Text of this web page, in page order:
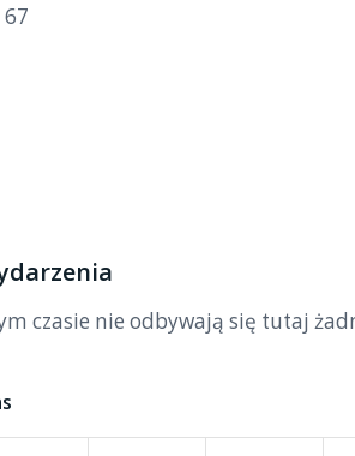
czasie nie odbywają się tutaj